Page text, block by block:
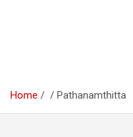
Home Pathanamthitta